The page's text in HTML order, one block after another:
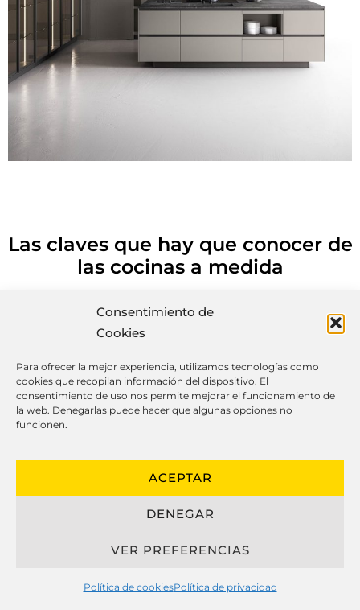
Consentimiento de
Cookies
Para ofrecer la mejor experiencia, utilizamos tecnologías como
cookies que recopilan información del dispositivo. El
consentimiento de uso nos permite mejorar el funcionamiento de
la web. Denegarlas puede hacer que algunas opciones no
funcionen.
ACEPTAR
DENEGAR
VER PREFERENCIAS
Política de cookiesPolítica de privacidad
Las claves que hay que conocer de
las cocinas a medida
progresado significativamente en los
últimos años, integrando belleza,
funcionalidad y durabilidad para crear
entornos únicos que se adaptan
Al referirse sobre cocinas
como accesorios metálicos, maderas y